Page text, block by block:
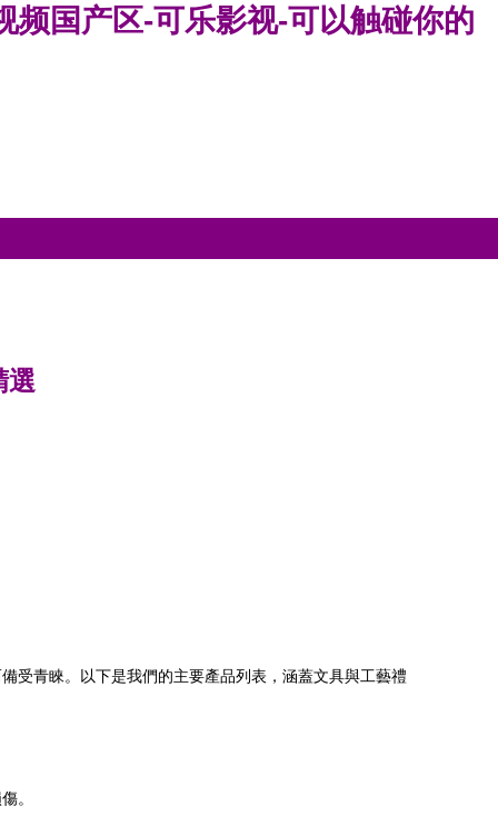
频国产区-可乐影视-可以触碰你的
選
受青睞。以下是我們的主要產品列表，涵蓋文具與工藝禮
。